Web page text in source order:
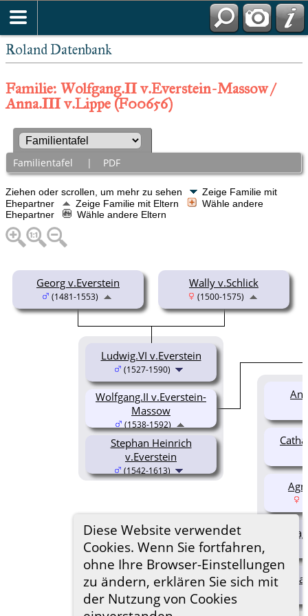
Roland Datenbank
Diese Website verwendet
Cookies. Wenn Sie fortfahren,
ohne Ihre Browser-Einstellungen
zu ändern, erklären Sie sich mit
der Nutzung von Cookies
Familie: Wolfgang.II v.Everstein-Massow /
Anna.III v.Lippe (F00656)
Familientafel | PDF
Ziehen oder scrollen, um mehr zu sehen
Zeige Familie mit
Ehepartner
Zeige Familie mit Eltern
Wähle andere
Ehepartner
Wähle andere Eltern
Georg v.Everstein
(1481-1553)
Wally v.Schlick
(1500-1575)
Ludwig.VI v.Everstein
(1527-1590)
Stephan Heinrich
v.Everstein
(1542-1613)
Wolfgang.II v.Everstein-
Massow
(1538-1592)